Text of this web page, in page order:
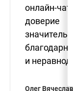
онлайн-
и
Олег